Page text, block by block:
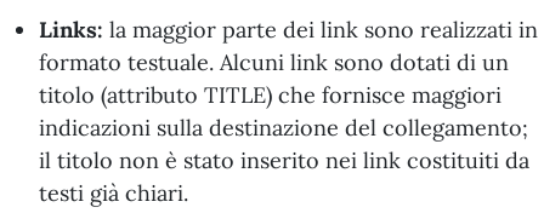
Links: la maggior parte dei link sono realizzati in
formato testuale. Alcuni link sono dotati di un
titolo (attributo TITLE) che fornisce maggiori
indicazioni sulla destinazione del collegamento;
il titolo non è stato inserito nei link costituiti da
testi già chiari.